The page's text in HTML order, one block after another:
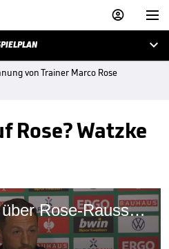



von Trainer Marco Rose
Rose? Watzke
00:47 | Tedesco über Rose-Rausschmiss: "Ich finde das Wahnsinn"